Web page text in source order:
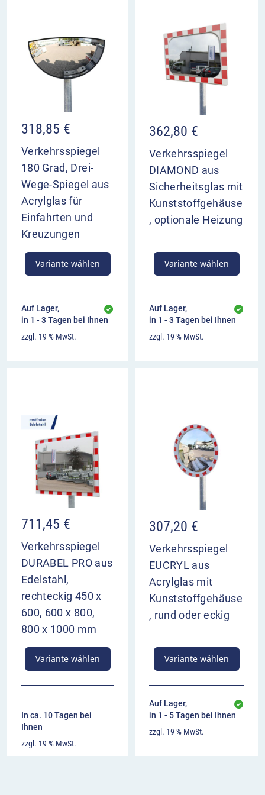
318,85 €
Verkehrsspiegel
180 Grad, Drei-
Wege-Spiegel aus
Acrylglas für
Einfahrten und
Kreuzungen
Variante wählen
Auf Lager,
in 1 - 3 Tagen bei Ihnen
zzgl. 19 % MwSt.
362,80 €
Verkehrsspiegel
DIAMOND aus
Sicherheitsglas mit
Kunststoffgehäuse
, optionale Heizung
Variante wählen
Auf Lager,
in 1 - 3 Tagen bei Ihnen
zzgl. 19 % MwSt.
711,45 €
Verkehrsspiegel
DURABEL PRO aus
Edelstahl,
rechteckig 450 x
600, 600 x 800,
800 x 1000 mm
Variante wählen
In ca. 10 Tagen bei
Ihnen
zzgl. 19 % MwSt.
307,20 €
Verkehrsspiegel
EUCRYL aus
Acrylglas mit
Kunststoffgehäuse
, rund oder eckig
Variante wählen
Auf Lager,
in 1 - 5 Tagen bei Ihnen
zzgl. 19 % MwSt.